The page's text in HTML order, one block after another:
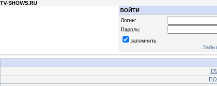
TV-SHOWS.RU
ВОЙТИ
Логин:
Пароль:
запомнить